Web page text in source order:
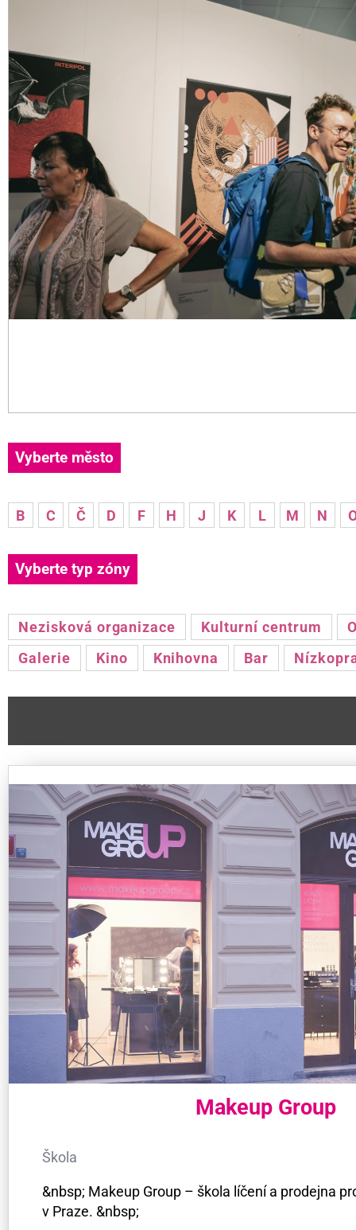
Vyberte město
B C Č D F H J K L M N
Vyberte typ zóny
Nezisková organizace Kulturní centrum
Galerie
Kino Knihovna Bar
Makeup Group
Škola
&nbsp; Makeup Group – škola líčení a prodejna
v Praze. &nbsp;